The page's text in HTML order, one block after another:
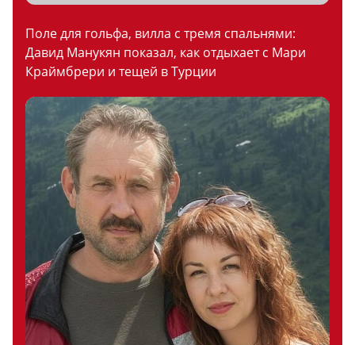
Поле для гольфа, вилла с тремя спальнями:
Давид Манукян показал, как отдыхает с Мари
Краймбрери и тещей в Турции